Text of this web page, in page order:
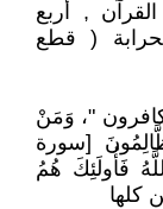
, أربع
( قطع
"، وَمَنْ
[سورة
اللَّهُ فَأُولَئِكَ هُمُ